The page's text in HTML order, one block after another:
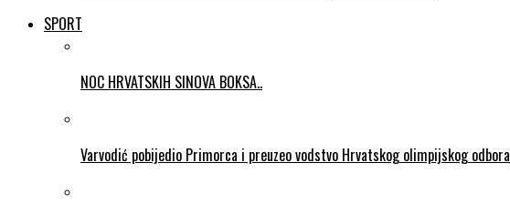
SPORT
NOC HRVATSKIH SINOVA BOKSA..
Varvodić pobijedio Primorca i preuzeo vodstvo Hrvatskog olimpijskog odbora